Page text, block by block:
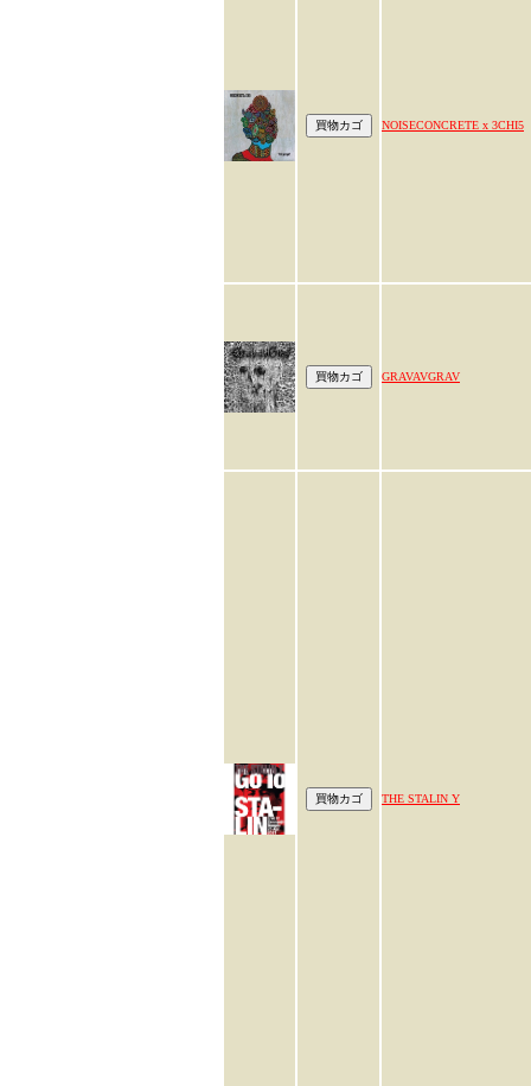
NOISECONCRETE x 3CHI5
GRAVAVGRAV
THE STALIN Y